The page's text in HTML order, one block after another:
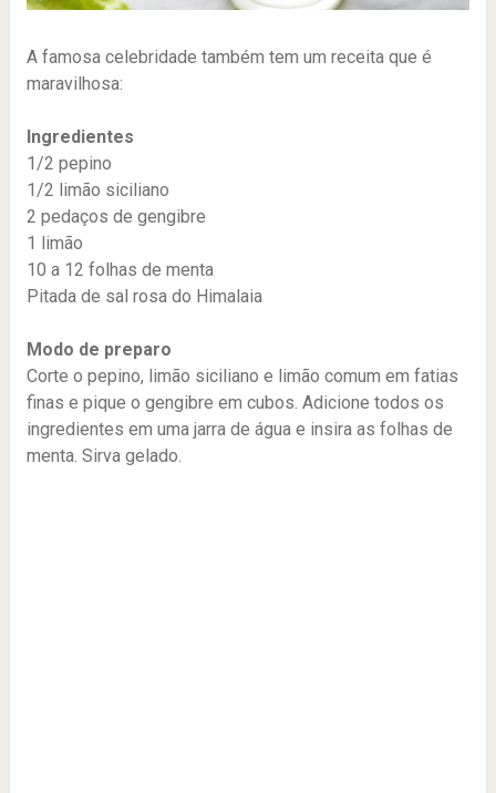
A famosa celebridade também tem um receita que é
maravilhosa:
Ingredientes
1/2 pepino
1/2 limão siciliano
2 pedaços de gengibre
1 limão
10 a 12 folhas de menta
Pitada de sal rosa do Himalaia
Modo de preparo
Corte o pepino, limão siciliano e limão comum em fatias
finas e pique o gengibre em cubos. Adicione todos os
ingredientes em uma jarra de água e insira as folhas de
menta. Sirva gelado.